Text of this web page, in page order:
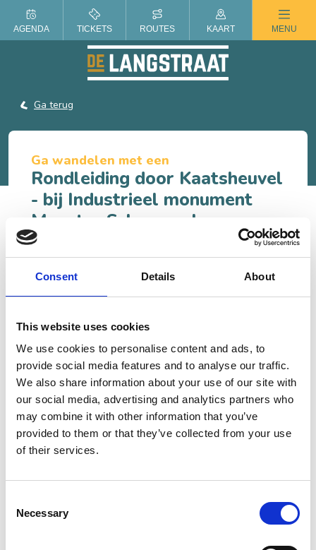
Consent Details About
This website uses cookies
We use cookies to personalise content and ads, to
provide social media features and to analyse our traffic.
We also share information about your use of our site with
our social media, advertising and analytics partners who
may combine it with other information that you’ve
provided to them or that they’ve collected from your use
of their services.
Selection
Necessary
ZOMER IN DE LANGSTRAAT
Ga terug
Ga wandelen met een
Rondleiding door Kaatsheuvel
- bij Industrieel monument
Meester Schoenmaker
Kees Grootswagers, lid van Heemkundekring De
Ketsheuvel, neemt ons mee door het verleden van de
honderden kleine huisfabriekjes kende. Om leer te
eikenbomen. Deze run werd gemalen in de molen De
Couwenbergh. In het centrum tref je Meester
Schoenmaker Jan van der Velde. Hij zit al 43 jaar in het
vak en ziet hoe de leren schoen vervangen wordt door
de vegan schoen van bamboe. De zaak van Jan (zie ook
www.schoenmakerijkaatsheuvel.nl) vind je tegenover
het beeld van de trotse schoenmaker, op Hoofdstraat
93. De oude schoenfabriek Stocko op de Rechtvaart is
nog de enige behouden fabriek van deze omvang in het
van de familie Stokkermans.
AGENDA TICKETS ROUTES KAART MENU